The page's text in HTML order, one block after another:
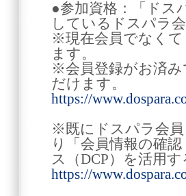
●参加資格：「ドス
しているドスパラ
※現在会員でなく
ます。
※会員登録がお済み
だけます。
https://
※既にドスパラ会
り「会員情報の確
ス（DCP）を活用
https://